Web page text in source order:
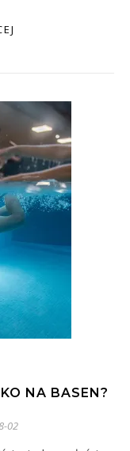
NA BASEN?
02